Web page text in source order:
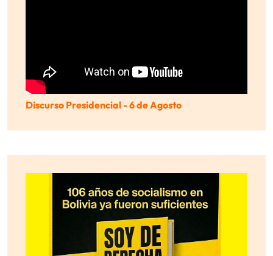
Discurso Presidencial - 6 de Agosto